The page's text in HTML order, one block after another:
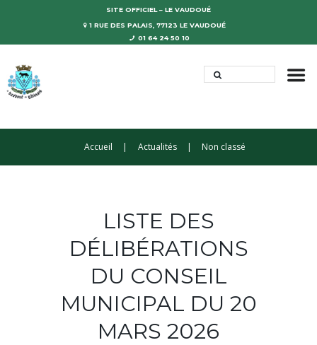
SITE OFFICIEL – LE VAUDOUÉ
1 RUE DES PALAIS, 77123 LE VAUDOUÉ
01 64 24 50 10
Accueil Actualités Non classé
LISTE DES
DÉLIBÉRATIONS
DU CONSEIL
MUNICIPAL DU 20
MARS 2026